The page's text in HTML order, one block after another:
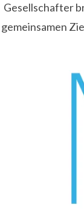
Gesellschafter
gemeinsamen